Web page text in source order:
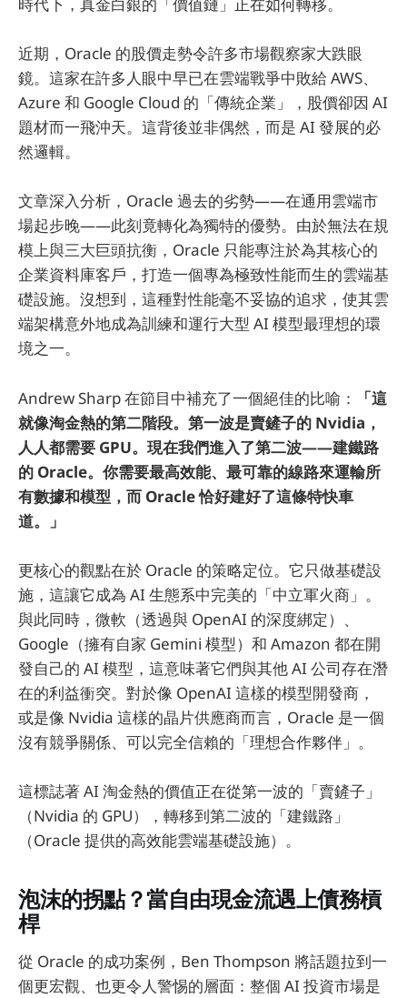
時代下，真金白銀的「價值鏈」正在如何轉移。
近期，Oracle 的股價走勢令許多市場觀察家大跌眼
鏡。這家在許多人眼中早已在雲端戰爭中敗給 AWS、
Azure 和 Google Cloud 的「傳統企業」，股價卻因 AI
題材而一飛沖天。這背後並非偶然，而是 AI 發展的必
然邏輯。
文章深入分析，Oracle 過去的劣勢——在通用雲端市
場起步晚——此刻竟轉化為獨特的優勢。由於無法在規
模上與三大巨頭抗衡，Oracle 只能專注於為其核心的
企業資料庫客戶，打造一個專為極致性能而生的雲端基
礎設施。沒想到，這種對性能毫不妥協的追求，使其雲
端架構意外地成為訓練和運行大型 AI 模型最理想的環
境之一。
Andrew Sharp 在節目中補充了一個絕佳的比喻：
「這
就像淘金熱的第二階段。第一波是賣鏟子的 Nvidia，
人人都需要 GPU。現在我們進入了第二波——建鐵路
的 Oracle。你需要最高效能、最可靠的線路來運輸所
有數據和模型，而 Oracle 恰好建好了這條特快車
道。」
更核心的觀點在於 Oracle 的策略定位。它只做基礎設
施，這讓它成為 AI 生態系中完美的「中立軍火商」。
與此同時，微軟（透過與 OpenAI 的深度綁定）、
Google（擁有自家 Gemini 模型）和 Amazon 都在開
發自己的 AI 模型，這意味著它們與其他 AI 公司存在潛
在的利益衝突。對於像 OpenAI 這樣的模型開發商，
或是像 Nvidia 這樣的晶片供應商而言，Oracle 是一個
沒有競爭關係、可以完全信賴的「理想合作夥伴」。
這標誌著 AI 淘金熱的價值正在從第一波的「賣鏟子」
（Nvidia 的 GPU），轉移到第二波的「建鐵路」
（Oracle 提供的高效能雲端基礎設施）。
泡沫的拐點？當自由現金流遇上債務槓
桿
從 Oracle 的成功案例，Ben Thompson 將話題拉到一
個更宏觀、也更令人警惕的層面：整個 AI 投資市場是